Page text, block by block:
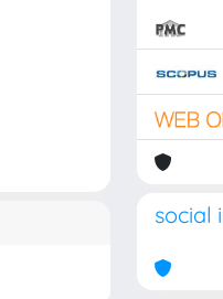
social